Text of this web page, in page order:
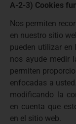
A-2-3) Cookies
Nos permiten
en nuestro sitio
pueden utilizar en
nos ayude medir
permiten
enfocadas a
modificando la
en cuenta que
en el sitio web.